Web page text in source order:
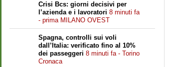
Crisi Bcs: giorni decisivi per
l’azienda e i lavoratori 8 minuti fa
- prima MILANO OVEST
Spagna, controlli sui voli
dall’Italia: verificato fino al 10%
dei passeggeri 8 minuti fa - Torino
Cronaca